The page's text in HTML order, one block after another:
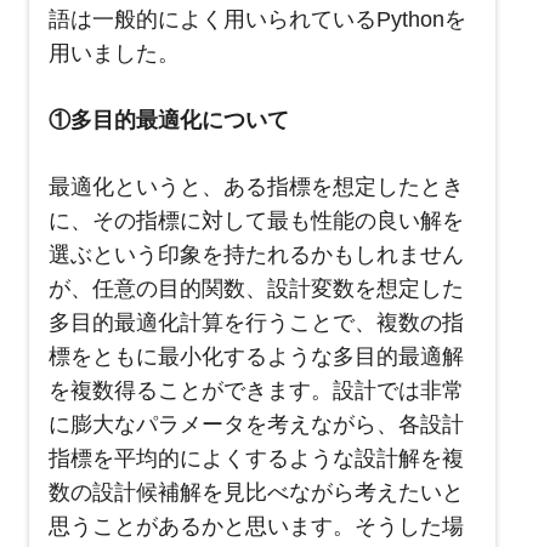
語は一般的によく用いられているPythonを
用いました。
①多目的最適化について
最適化というと、ある指標を想定したとき
に、その指標に対して最も性能の良い解を
選ぶという印象を持たれるかもしれません
が、任意の目的関数、設計変数を想定した
多目的最適化計算を行うことで、複数の指
標をともに最小化するような多目的最適解
を複数得ることができます。設計では非常
に膨大なパラメータを考えながら、各設計
指標を平均的によくするような設計解を複
数の設計候補解を見比べながら考えたいと
思うことがあるかと思います。そうした場